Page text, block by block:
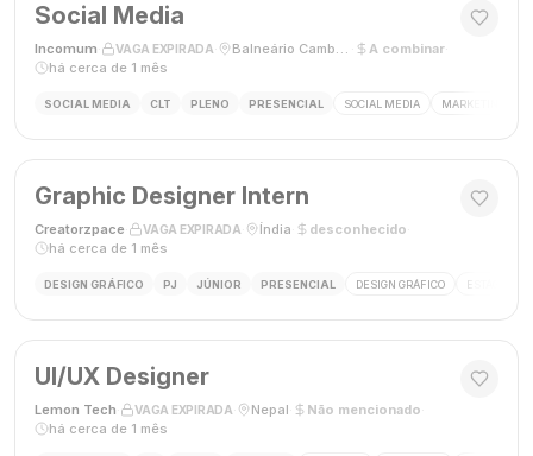
Social Media
Incomum VAGA EXPIRADA Balneário Camboriú, SC A combinar·
há cerca de 1 mês
SOCIAL MEDIA CLT PLENO PRESENCIAL SOCIAL MEDIA MARKETING
Graphic Designer Intern
Creatorzpace VAGA EXPIRADA Índia desconhecido
há cerca de 1 mês
DESIGN GRÁFICO PJ JÚNIOR PRESENCIAL DESIGN GRÁFICO ESTÁGIO
UI/UX Designer
Lemon Tech VAGA EXPIRADA Nepal Não mencionado
há cerca de 1 mês